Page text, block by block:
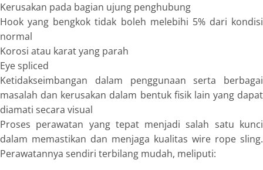
Kerusakan pada bagian ujung penghubung
Hookyang bengkok tidak boleh melebihi 5% dari kondisi
normal
Korosi atau karat yang parah
Eye spliced
Ketidakseimbangan dalam penggunaan serta berbagai
masalah dan kerusakan dalam bentuk fisik lain yang dapat
diamati secara visual
Proses perawatan yang tepat menjadi salah satu kunci
dalam memastikan dan menjaga kualitas wire rope sling.
Perawatannya sendiri terbilang mudah, meliputi: